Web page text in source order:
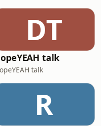
DT
talk
talk
R